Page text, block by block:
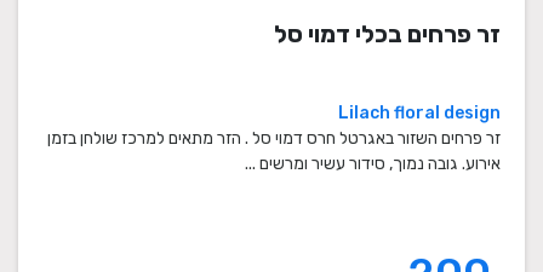
זר פרחים בכלי דמוי סל
Lilach floral design
זר פרחים השזור באגרטל חרס דמוי סל . הזר מתאים למרכז שולחן בזמן
אירוע. גובה נמוך, סידור עשיר ומרשים ...